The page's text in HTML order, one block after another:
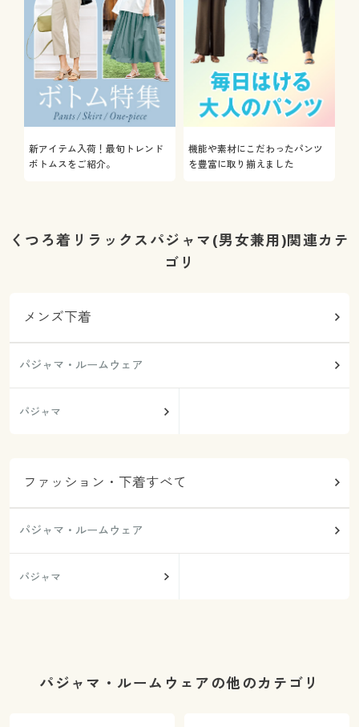
新アイテム入荷！最旬トレンド
ボトムスをご紹介。
機能や素材にこだわったパンツ
を豊富に取り揃えました
くつろ着リラックスパジャマ(男女兼用)関連カテ
ゴリ
メンズ下着
パジャマ・ルームウェア
パジャマ
ファッション・下着すべて
パジャマ・ルームウェア
パジャマ
パジャマ・ルームウェアの他のカテゴリ